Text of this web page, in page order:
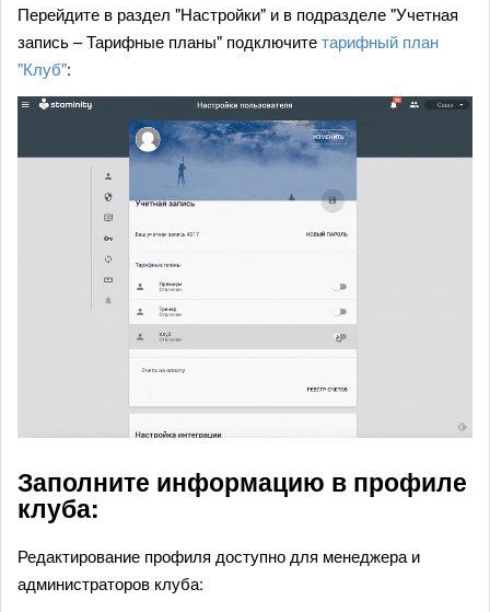
Перейдите в раздел "Настройки" и в подразделе "Учетная
запись – Тарифные планы" подключитетарифный план
"Клуб":
Заполните информацию в профиле
клуба:
Редактирование профиля доступно для менеджера и
администраторов клуба: